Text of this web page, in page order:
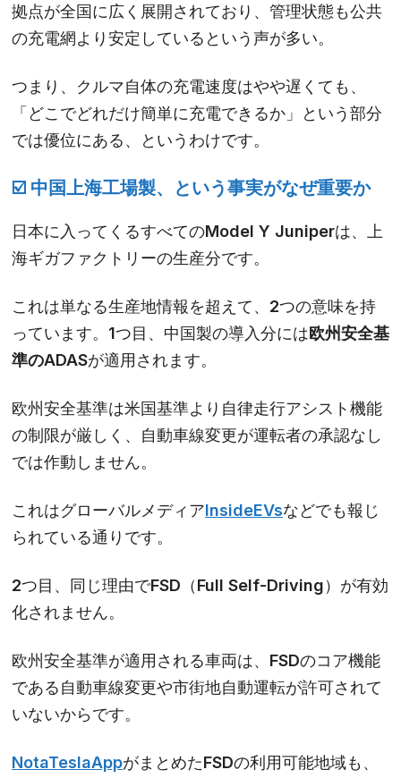
拠点が全国に広く展開されており、管理状態も公共
の充電網より安定しているという声が多い。
つまり、クルマ自体の充電速度はやや遅くても、
「どこでどれだけ簡単に充電できるか」という部分
では優位にある、というわけです。
☑️ 中国上海工場製、という事実がなぜ重要か
日本に入ってくるすべてのModel Y Juniperは、上
海ギガファクトリーの生産分です。
これは単なる生産地情報を超えて、2つの意味を持
っています。1つ目、中国製の導入分には欧州安全基
準のADASが適用されます。
欧州安全基準は米国基準より自律走行アシスト機能
の制限が厳しく、自動車線変更が運転者の承認なし
では作動しません。
これはグローバルメディアInsideEVsなどでも報じ
られている通りです。
2つ目、同じ理由でFSD（Full Self-Driving）が有効
化されません。
欧州安全基準が適用される車両は、FSDのコア機能
である自動車線変更や市街地自動運転が許可されて
いないからです。
NotaTeslaAppがまとめたFSDの利用可能地域も、